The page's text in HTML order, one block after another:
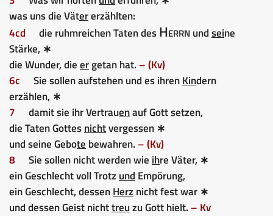
was uns die Vätererzählten:
4cd
die ruhmreichen Taten desHerrnundseine
Stärke, ∗
die Wunder, dieergetan hat. – (Kv)
6c
Sie sollen aufstehen und es ihrenKindern
erzählen, ∗
7
damit sie ihr Vertrauenauf Gott setzen,
die Taten Gottesnichtvergessen ∗
und seine Gebote bewahren. – (Kv)
8
Sie sollen nicht werden wie ihre Väter, ∗
ein Geschlecht voll Trotz und Empörung,
ein Geschlecht, dessenHerz nicht fest war ∗
und dessen Geist nichttreuzu Gott hielt. – Kv